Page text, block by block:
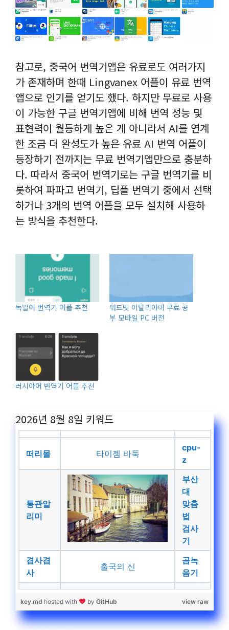
참고로, 중국어 번역기앱은 유료로도 여러가지
가 존재하며 한때 Lingvanex 어플이 유료 번역
앱으로 인기를 얻기도 했다. 하지만 무료로 사용
이 가능한 구글 번역기앱에 비해 번역 성능 및
표현력이 월등하게 높은 게 아니라서 AI를 연계
한 조금 더 완성도가 높은 유료 AI 번역 어플이
등장하기 전까지는 무료 번역기앱만으로 충분하
다. 따라서 중국어 번역기로는 구글 번역기를 비
롯하여 파파고 번역기, 딥플 번역기 중에서 선택
하거나 3개의 번역 어플을 모두 설치해 사용하
는 방식을 추천한다.
독일어 번역기 어플 추천
워드빗 이탈리아어 무료 공
부 모바일 PC 버전
러시아어 번역기 어플 추천
2026년 8월 8일 키워드
떠리몰 타이젬 바둑
cpu-
z
통관알
리미
부산
대
맞춤
법
검사
기
겸사겸
사
출국의 신
곰녹
음기
view raw
key.md hosted with by GitHub